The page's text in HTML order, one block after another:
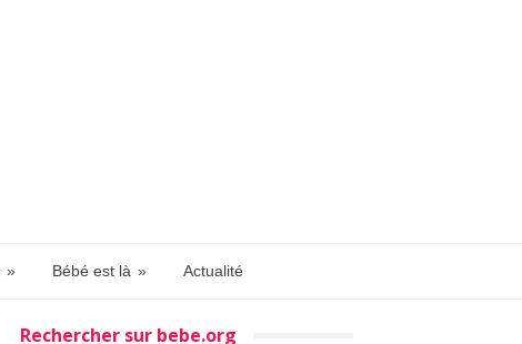
» Bébé est là » Actualité
Rechercher sur bebe.org